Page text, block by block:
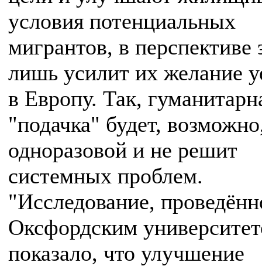
условия потенциальных
мигрантов, в перспективе
лишь усилит их желание
в Европу. Так,
"подачка" будет,
одноразовой и не решит
системных проблем.
"Исследование,
Оксфордским
показало, что улучшение